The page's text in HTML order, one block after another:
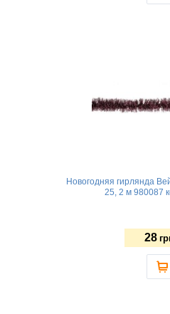
Новогодняя гирлянда
25, 2 м 980087
28